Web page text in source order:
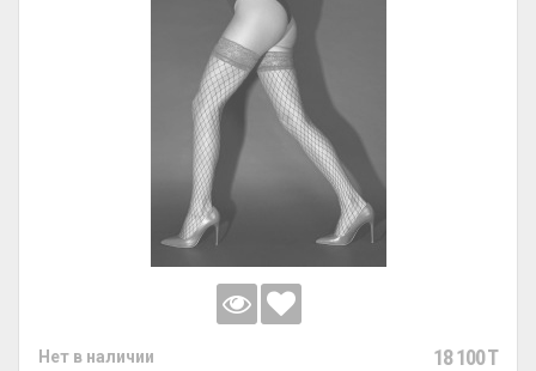
Нет в наличии 18 100 T